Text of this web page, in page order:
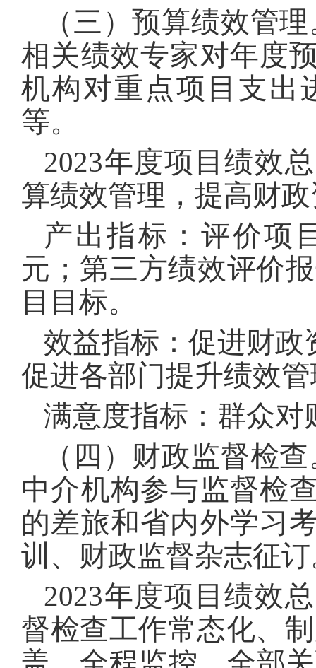
（三）预算绩效管
相关绩效专家对年度
机构对重点项目支出
等。
2023年度项目绩效
算绩效管理，提高财
产出指标：评价项
元；第三方绩效评价
目目标。
效益指标：促进财
促进各部门提升绩效
满意度指标：群众对
（四）财政监督检
中介机构参与监督检
的差旅和省内外学习
训、财政监督杂志征
2023年度项目绩效
督检查工作常态化、